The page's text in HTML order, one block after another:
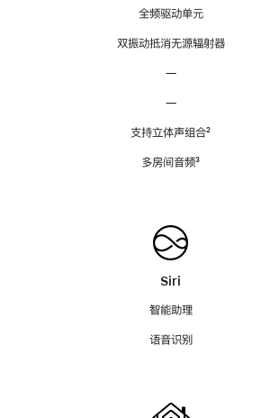
全频驱动单元
双振动抵消无源辐射器
—
—
支持立体声组合脚
²
多房间音频脚
³
Siri
智能助理
语音识别